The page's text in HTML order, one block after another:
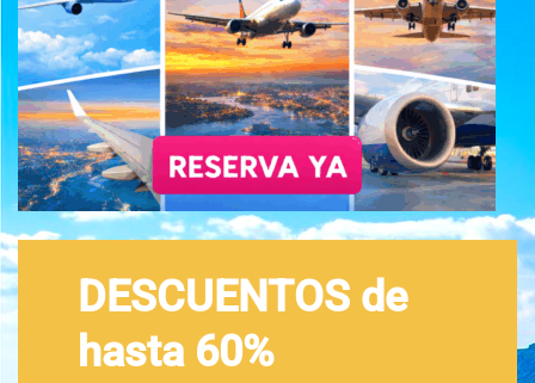
DESCUENTOS de
hasta 60%